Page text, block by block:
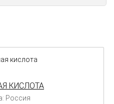
КИСЛОТА
Россия